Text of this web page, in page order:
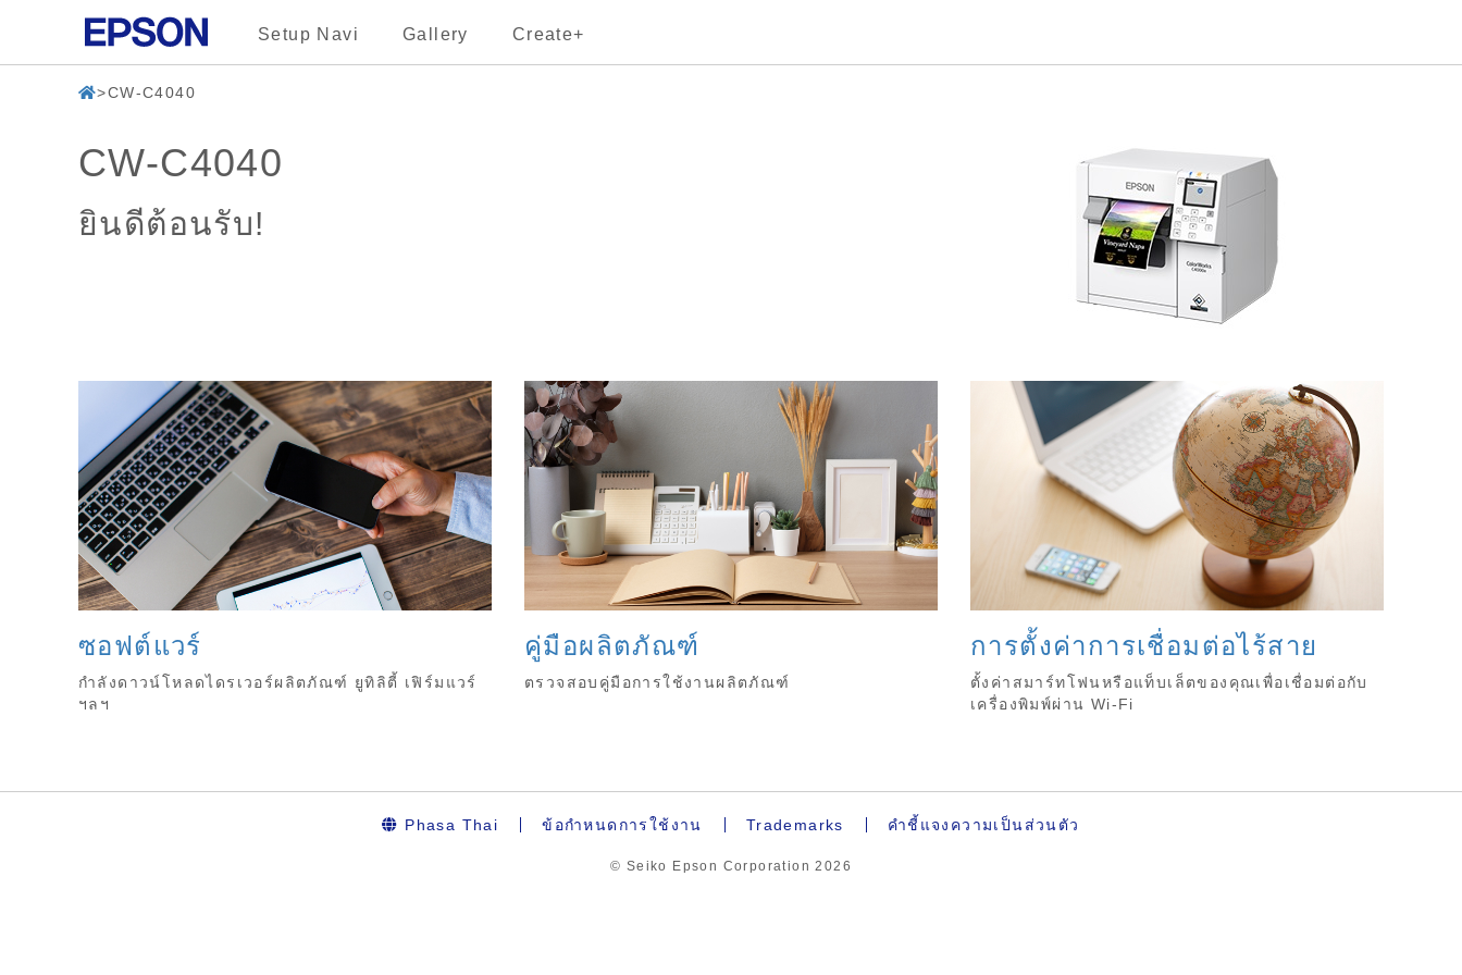
Setup Navi Gallery Create+
CW-C4040
CW-C4040
ยินดีต้อนรับ!
ซอฟต์แวร์
กำลังดาวน์โหลดไดรเวอร์ผลิตภัณฑ์ ยูทิลิตี้ เฟิร์มแวร์
ฯลฯ
คู่มือผลิตภัณฑ์
ตรวจสอบคู่มือการใช้งานผลิตภัณฑ์
การตั้งค่าการเชื่อมต่อไร้สาย
ตั้งค่าสมาร์ทโฟนหรือแท็บเล็ตของคุณเพื่อเชื่อมต่อกับ
เครื่องพิมพ์ผ่าน Wi-Fi
Phasa Thai ข้อกำหนดการใช้งาน Trademarks คำชี้แจงความเป็นส่วนตัว
© Seiko Epson Corporation2026